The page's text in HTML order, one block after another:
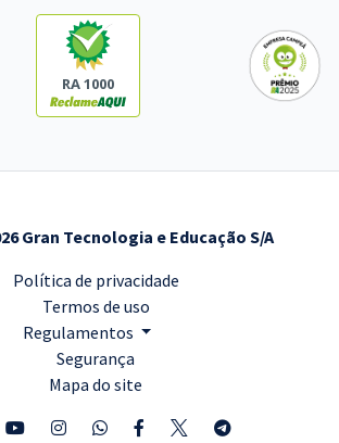
RA 1000
Gran Tecnologia e Educação S/A
Política de privacidade
Termos de uso
Regulamentos
Segurança
Mapa do site